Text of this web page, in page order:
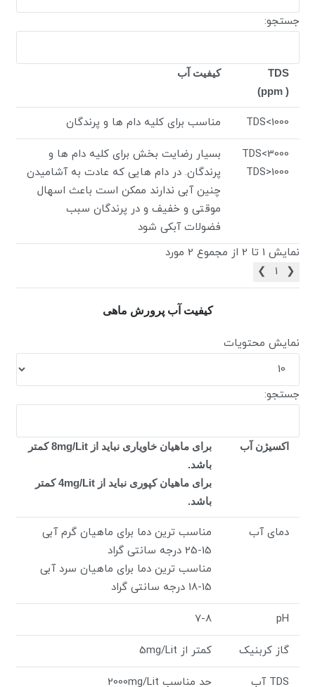
جستجو:
TDS
(ppm )
کیفیت آب
TDS<1000 مناسب برای کلیه دام ها و پرندگان
TDS<3000
TDS>1000
بسیار رضایت بخش برای کلیه دام ها و
پرندگان. در دام هایی که عادت به آشامیدن
چنین آبی ندارند ممکن است باعث اسهال
موقتی و خفیف و در پرندگان سبب
فضولات آبکی شود
نمایش 1 تا 2 از مجموع 2 مورد
❮
1
❯
کیفیت آب پرورش ماهی
نمایش محتویات
جستجو:
اکسیژن آب
برای ماهیان خاویاری نباید از 8mg/Lit کمتر
باشد.
برای ماهیان کپوری نباید از 4mg/Lit کمتر
باشد.
دمای آب
مناسب ترین دما برای ماهیان گرم آبی
15-25 درجه سانتی گراد
مناسب ترین دما برای ماهیان سرد آبی
15-18 درجه سانتی گراد
pH
7-8
گاز کربنیک کمتر از 5mg/Lit
TDS آب حد مناسب 2000mg/Lit